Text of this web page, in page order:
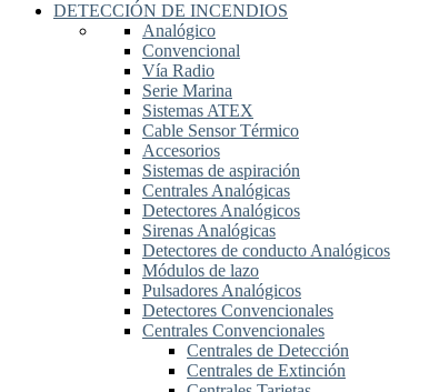
DETECCIÓN DE INCENDIOS
Analógico
Convencional
Vía Radio
Serie Marina
Sistemas ATEX
Cable Sensor Térmico
Accesorios
Sistemas de aspiración
Centrales Analógicas
Detectores Analógicos
Sirenas Analógicas
Detectores de conducto Analógicos
Módulos de lazo
Pulsadores Analógicos
Detectores Convencionales
Centrales Convencionales
Centrales de Detección
Centrales de Extinción